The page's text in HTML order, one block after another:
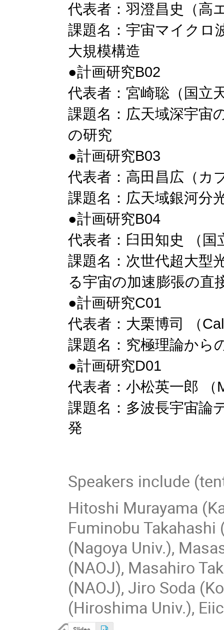
代表者：羽澄昌史（高
課題名：宇宙マイクロ
大規模構造
●計画研究B02
代表者：宮崎聡（国立
課題名：広天域深宇宙
の研究
●計画研究B03
代表者：高田昌広（カ
課題名：広天域銀河分
●計画研究B04
代表者：臼田知史 （国
課題名：次世代超大型
る宇宙の加速膨張の直
●計画研究C01
代表者：大栗博司 （
課題名：究極理論から
●計画研究D01
代表者：小松英一郎 （
課題名：多波長宇宙論
発
Speakers include
Hitoshi Murayama
Fuminobu Takahashi
(Nagoya Univ.),
(NAOJ), Masahiro
(NAOJ), Jiro Soda
(Hiroshima Univ.),